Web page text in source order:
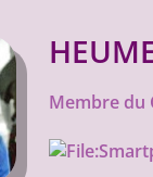
Membre du